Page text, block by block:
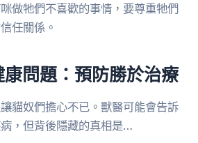
做牠們不喜歡的事情，要尊重牠們
任關係。
問題：預防勝於治療
貓奴們擔心不已。獸醫可能會告訴
，但背後隱藏的真相是…